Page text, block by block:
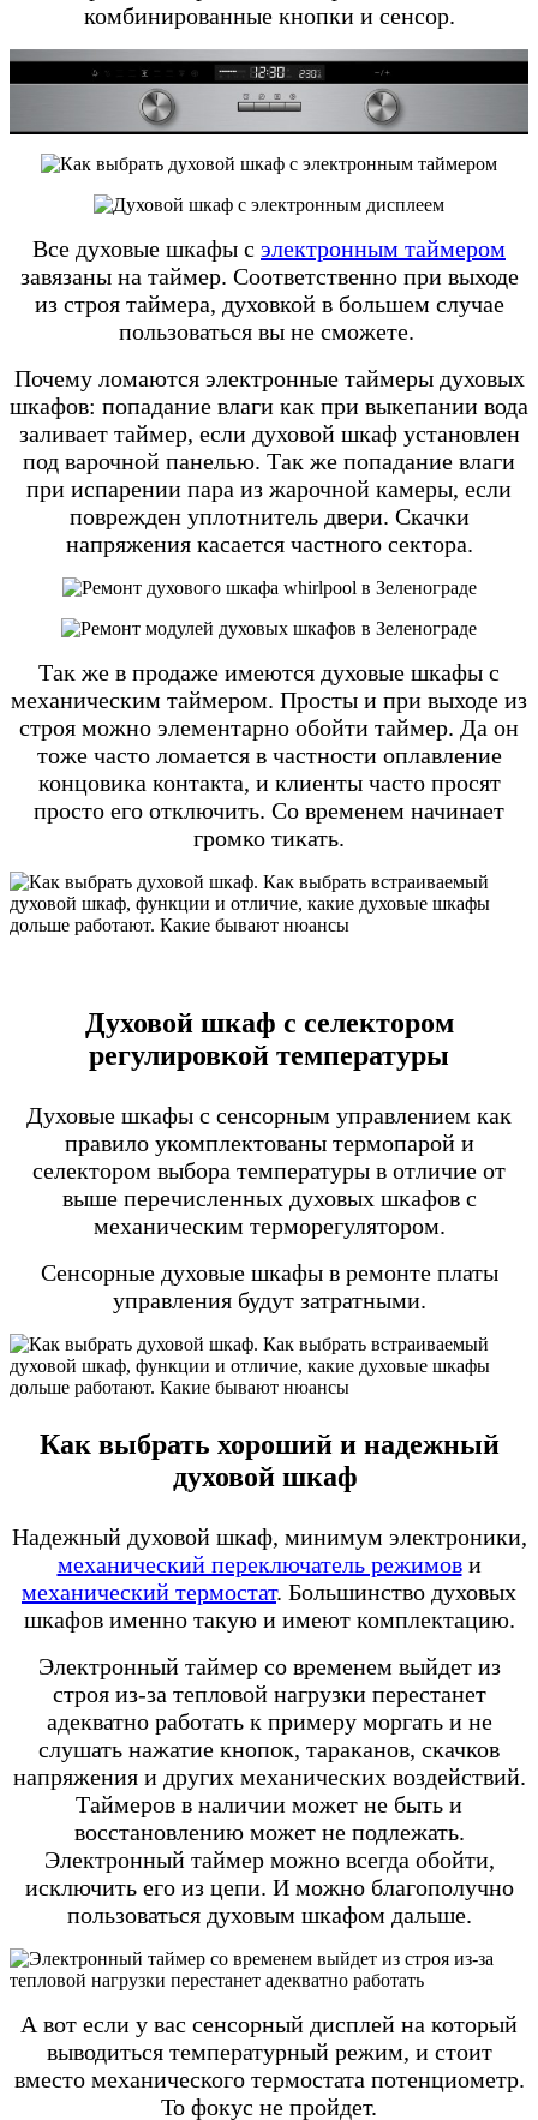
комбинированные кнопки и сенсор.
Все духовые шкафы с электронным таймером
завязаны на таймер. Соответственно при выходе
из строя таймера, духовкой в большем случае
пользоваться вы не сможете.
Почему ломаются электронные таймеры духовых
шкафов: попадание влаги как при выкепании вода
заливает таймер, если духовой шкаф установлен
под варочной панелью. Так же попадание влаги
при испарении пара из жарочной камеры, если
поврежден уплотнитель двери. Скачки
напряжения касается частного сектора.
Так же в продаже имеются духовые шкафы с
механическим таймером. Просты и при выходе из
строя можно элементарно обойти таймер. Да он
тоже часто ломается в частности оплавление
концовика контакта, и клиенты часто просят
просто его отключить. Со временем начинает
громко тикать.
Духовой шкаф с селектором
регулировкой температуры
Духовые шкафы с сенсорным управлением как
правило укомплектованы термопарой и
селектором выбора температуры в отличие от
выше перечисленных духовых шкафов с
механическим терморегулятором.
Сенсорные духовые шкафы в ремонте платы
управления будут затратными.
Как выбрать хороший и надежный
духовой шкаф
Надежный духовой шкаф, минимум электроники,
механический переключатель режимови
механический термостат. Большинство духовых
шкафов именно такую и имеют комплектацию.
Электронный таймер со временем выйдет из
строя из-за тепловой нагрузки перестанет
адекватно работать к примеру моргать и не
слушать нажатие кнопок, тараканов, скачков
напряжения и других механических воздействий.
Таймеров в наличии может не быть и
восстановлению может не подлежать.
Электронный таймер можно всегда обойти,
исключить его из цепи. И можно благополучно
пользоваться духовым шкафом дальше.
А вот если у вас сенсорный дисплей на который
выводиться температурный режим, и стоит
вместо механического термостата потенциометр.
То фокус не пройдет.